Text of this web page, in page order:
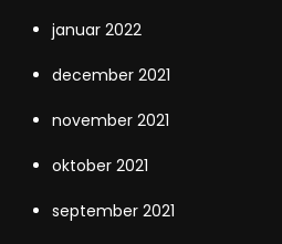
januar 2022
december 2021
november 2021
oktober 2021
september 2021